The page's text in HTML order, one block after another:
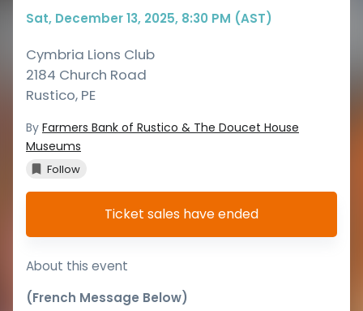
Sat, December 13, 2025, 8:30 PM (AST)
Cymbria Lions Club
2184 Church Road
Rustico, PE
By Farmers Bank of Rustico & The Doucet House
Museums
Follow
Ticket sales have ended
About this event
(French Message Below)